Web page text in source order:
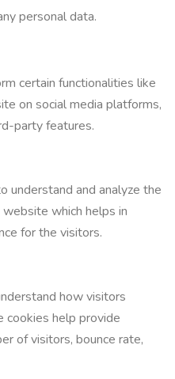
personal data.
certain functionalities like
on social media platforms,
party features.
understand and analyze the
which helps in
for the visitors.
how visitors
help provide
of visitors, bounce rate,